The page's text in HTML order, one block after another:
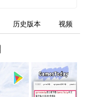
历史版本 视频